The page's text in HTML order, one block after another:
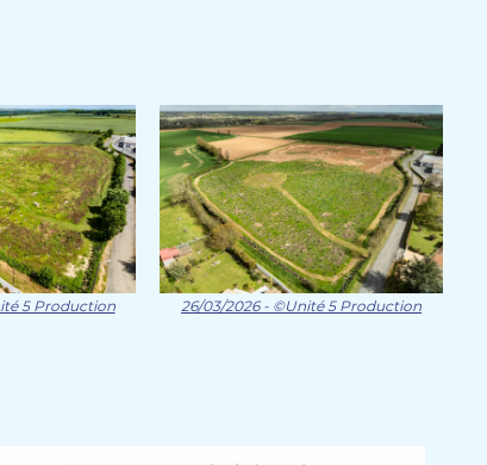
5 Production 26/03/2026 - ©Unité 5 Production